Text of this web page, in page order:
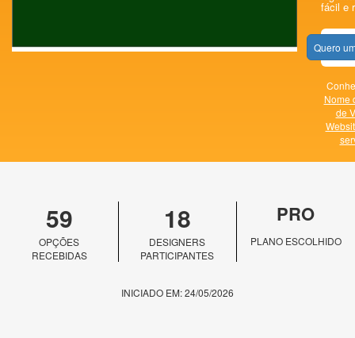
fácil e
Quero
Nome
de
59
OPÇÕES
RECEBIDAS
18
DESIGNERS
PARTICIPANTES
PRO
PLANO ESCOLHIDO
INICIADO EM: 24/05/2026